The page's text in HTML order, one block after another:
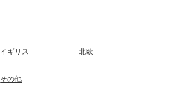
イギリス 北欧
その他